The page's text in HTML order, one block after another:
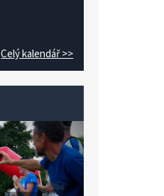
Celý kalendář >>